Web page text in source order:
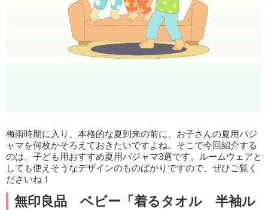
梅雨時期に入り、本格的な夏到来の前に、お子さんの夏用パジ
ャマを何枚かそろえておきたいですよね。そこで今回紹介する
のは、子ども用おすすめ夏用パジャマ3選です。ルームウェアと
しても使えそうなデザインのものばかりですので、ぜひご覧く
ださいね！
無印良品 ベビー「着るタオル 半袖ル